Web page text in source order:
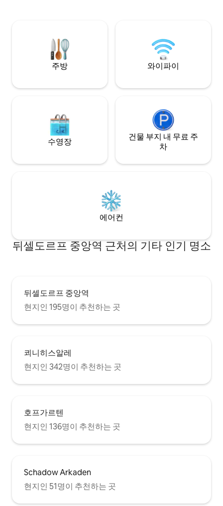
주방 와이파이
수영장
건물 부지 내 무료 주
차
에어컨
뒤셀도르프 중앙역 근처의 기타 인기 명소
뒤셀도르프 중앙역
현지인 195명이 추천하는 곳
쾨니히스알레
현지인 342명이 추천하는 곳
호프가르텐
현지인 136명이 추천하는 곳
Schadow Arkaden
현지인 51명이 추천하는 곳